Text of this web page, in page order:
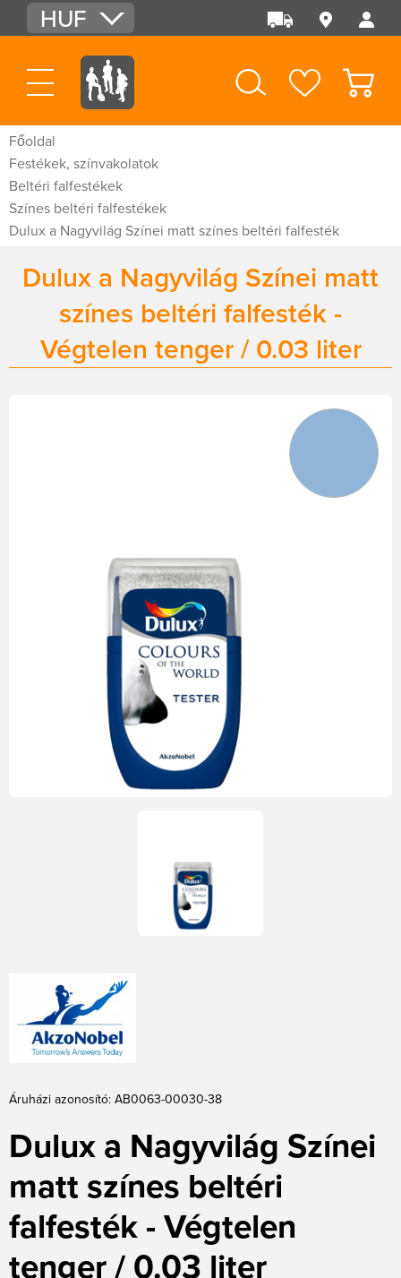
HUF
EUR
USD
Főoldal
Festékek, színvakolatok
Beltéri falfestékek
Színes beltéri falfestékek
Dulux a Nagyvilág Színei matt színes beltéri falfesték
Dulux a Nagyvilág Színei matt
színes beltéri falfesték -
Végtelen tenger / 0.03 liter
Áruházi azonosító: AB0063-00030-38
Dulux a Nagyvilág Színei
matt színes beltéri
falfesték - Végtelen
tenger / 0.03 liter